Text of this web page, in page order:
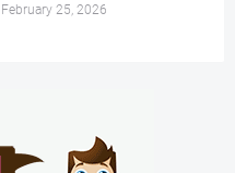
February 25, 2026